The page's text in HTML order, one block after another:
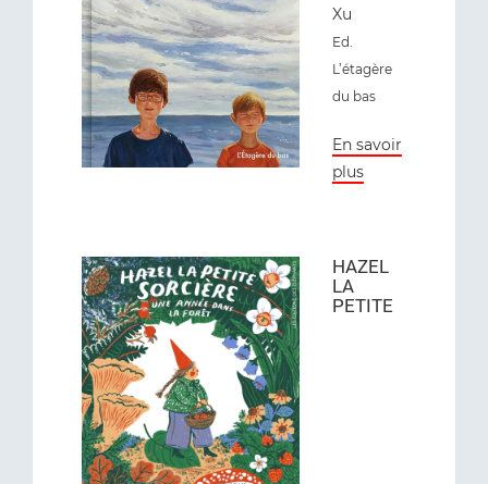
Xu
Ed.
L’étagère
du bas
En savoir
plus
HAZEL
LA
PETITE